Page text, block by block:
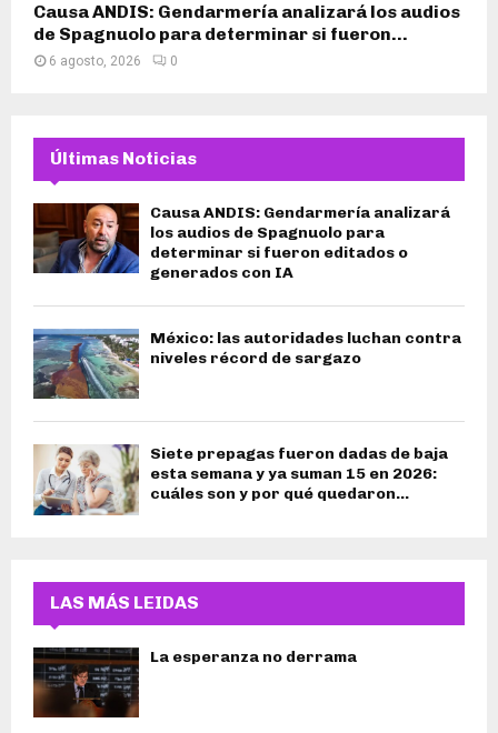
Causa ANDIS: Gendarmería analizará los audios
de Spagnuolo para determinar si fueron...
6 agosto, 2026 0
Últimas Noticias
Causa ANDIS: Gendarmería analizará
los audios de Spagnuolo para
determinar si fueron editados o
generados con IA
México: las autoridades luchan contra
niveles récord de sargazo
Siete prepagas fueron dadas de baja
esta semana y ya suman 15 en 2026:
cuáles son y por qué quedaron...
LAS MÁS LEIDAS
La esperanza no derrama